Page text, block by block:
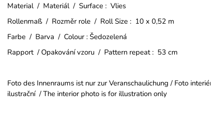
Material / Materiál / Surface : Vlies
Rollenmaß / Rozměr role / Roll Size : 10 x 0,52 m
Farbe / Barva / Colour : Šedozelená
Rapport / Opakování vzoru / Pattern repeat : 53 cm
Foto des Innenraums ist nur zur Veranschaulichung / Foto
ilustrační / The interior photo is for illustration only